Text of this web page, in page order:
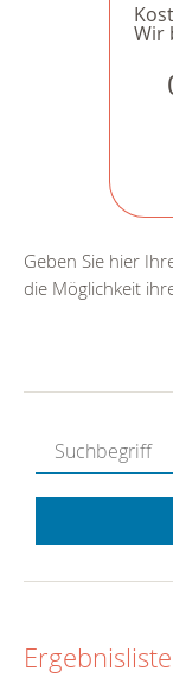
Wir
Geben Sie hier
die Möglichkeit
Ergebnisliste